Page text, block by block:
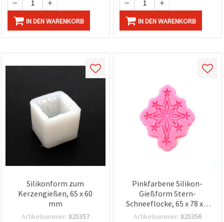
IN DEN WARENKORB IN DEN WARENKORB
Silikonform zum
Kerzengießen, 65 x 60
mm
Artikelnummer: 825357
Pinkfarbene Silikon-
Gießform Stern-
Schneeflocke, 65 x 78 x 7
mm – flexible,
Artikelnummer: 825356